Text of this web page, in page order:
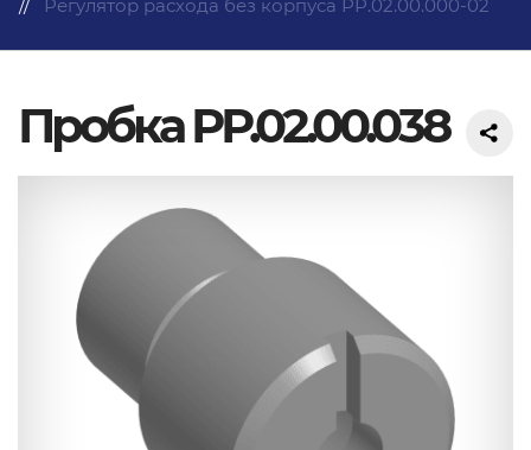
Регулятор расхода без корпуса РР.02.00.000-02
Пробка РР.02.00.038